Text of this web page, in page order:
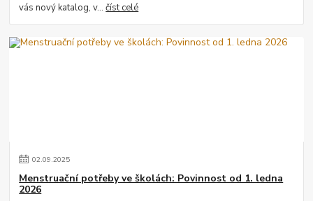
vás nový katalog, v...číst celé
02.09.2025
Menstruační potřeby ve školách: Povinnost od 1. ledna
2026